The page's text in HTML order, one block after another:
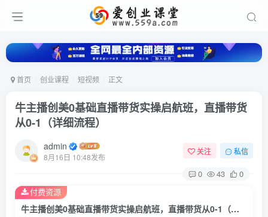
首页 创业课程 短视频 正文
牛主播创美0基础直播带货实操启航班，直播带货
从0-1（详细流程）
admin
8月16日 10:48发布
关注 私信
0 43 0
牛主播创美0基础直播带货实操启航班，直播带货从0-1（详细流程）
付费资源